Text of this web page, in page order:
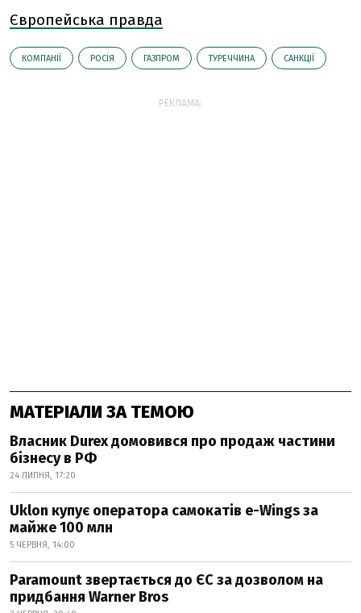
Європейська правда
КОМПАНІЇ РОСІЯ ГАЗПРОМ ТУРЕЧЧИНА САНКЦІЇ
РЕКЛАМА:
МАТЕРІАЛИ ЗА ТЕМОЮ
Власник Durex домовився про продаж частини
бізнесу в РФ
24 ЛИПНЯ, 17:20
Uklon купує оператора самокатів e-Wings за
майже 100 млн
5 ЧЕРВНЯ, 14:00
Paramount звертається до ЄС за дозволом на
придбання Warner Bros